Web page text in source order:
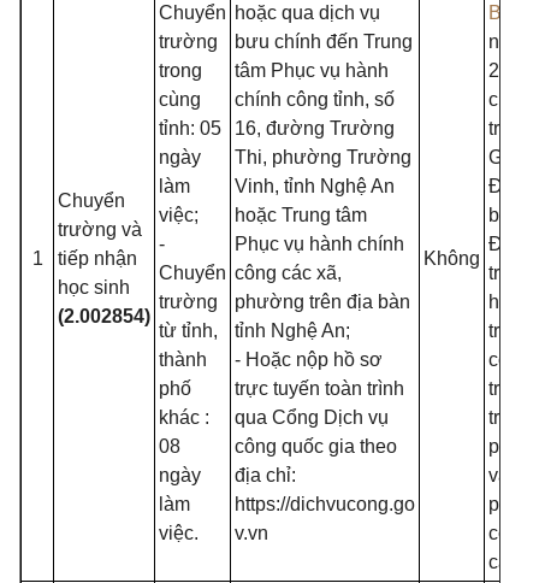
1
Chuyển
trường và
tiếp nhận
học sinh
(2.002854)
Chuyển
trường
trong
cùng
tỉnh: 05
ngày
làm
việc;
-
Chuyển
trường
từ tỉnh,
thành
phố
khác :
08
ngày
làm
việc.
hoặc qua dịch vụ
bưu chính đến Trung
tâm Phục vụ hành
chính công tỉnh, số
16, đường Trường
Thi, phường Trường
Vinh, tỉnh Nghệ An
hoặc Trung tâm
Phục vụ hành chính
công các xã,
phường trên địa bàn
tỉnh Nghệ An;
- Hoặc nộp hồ sơ
trực tuyến toàn trình
qua Cổng Dịch vụ
công quốc gia theo
địa chỉ:
https://dichvucong.go
v.vn
Không
ngày
24/3/
của
Giáo
Đào
ban
Điều
học,
trung
cơ
trung
phổ
và
phổ
có
cấp